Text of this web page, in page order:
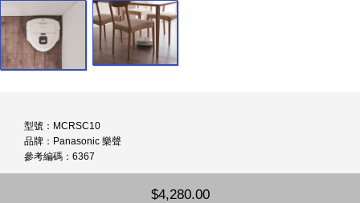
型號：MCRSC10
品牌：Panasonic 樂聲
參考編碼：6367
$4,280.00